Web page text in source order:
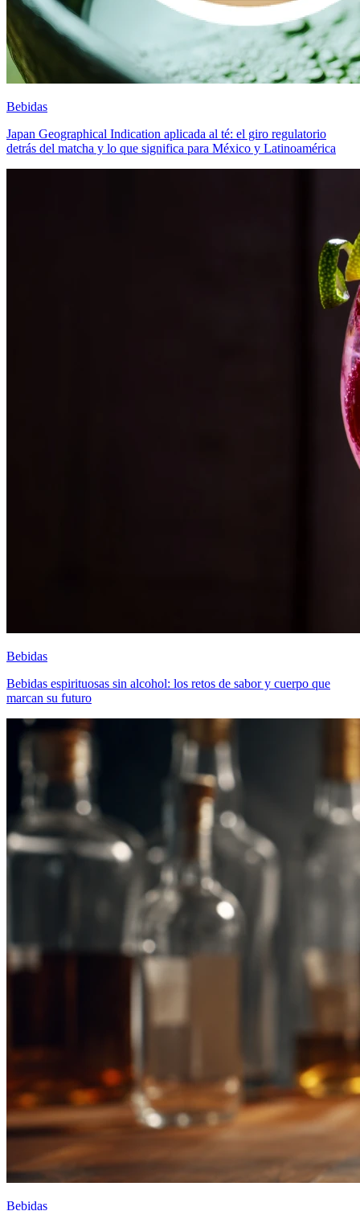
Bebidas
Japan Geographical Indication aplicada al té: el giro regulatorio
detrás del matcha y lo que significa para México y Latinoamérica
Bebidas
Bebidas espirituosas sin alcohol: los retos de sabor y cuerpo que
marcan su futuro
Bebidas